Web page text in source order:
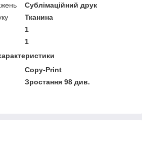
Сублімаційний друк
Тканина
1
1
Copy-Print
Зростання 98 див.